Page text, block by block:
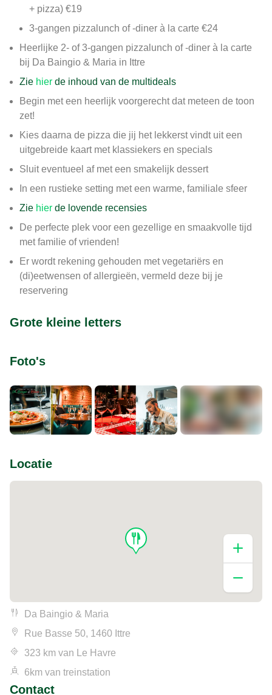
+ pizza) €19
3-gangen pizzalunch of -diner à la carte €24
Heerlijke 2- of 3-gangen pizzalunch of -diner à la carte
bij Da Baingio & Maria in Ittre
Zie hier de inhoud van de multideals
Begin met een heerlijk voorgerecht dat meteen de toon
zet!
Kies daarna de pizza die jij het lekkerst vindt uit een
uitgebreide kaart met klassiekers en specials
Sluit eventueel af met een smakelijk dessert
In een rustieke setting met een warme, familiale sfeer
Zie hier de lovende recensies
De perfecte plek voor een gezellige en smaakvolle tijd
met familie of vrienden!
Er wordt rekening gehouden met vegetariërs en
(di)eetwensen of allergieën, vermeld deze bij je
reservering
Grote kleine letters
Foto's
Locatie
Da Baingio & Maria
Rue Basse 50, 1460 Ittre
323 km van Le Havre
6km van treinstation
Contact